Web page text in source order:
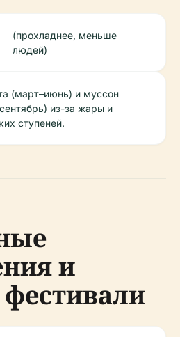
(прохладнее, меньше
людей)
(март–июнь) и муссон
из-за жары и
ступеней.
и